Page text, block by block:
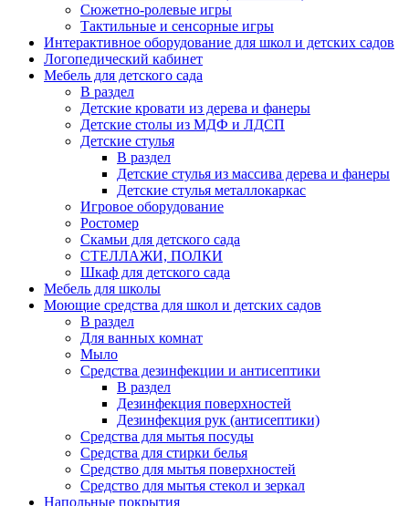
Сюжетно-ролевые игры
Тактильные и сенсорные игры
Интерактивное оборудование для школ и детских садов
Логопедический кабинет
Мебель для детского сада
В раздел
Детские кровати из дерева и фанеры
Детские столы из МДФ и ЛДСП
Детские стулья
В раздел
Детские стулья из массива дерева и фанеры
Детские стулья металлокаркас
Игровое оборудование
Ростомер
Скамьи для детского сада
СТЕЛЛАЖИ, ПОЛКИ
Шкаф для детского сада
Мебель для школы
Моющие средства для школ и детских садов
В раздел
Для ванных комнат
Мыло
Средства дезинфекции и антисептики
В раздел
Дезинфекция поверхностей
Дезинфекция рук (антисептики)
Средства для мытья посуды
Средства для стирки белья
Средство для мытья поверхностей
Средство для мытья стекол и зеркал
Напольные покрытия